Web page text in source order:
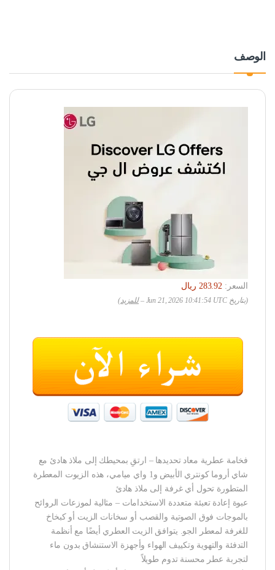
الوصف
السعر:
‏283.92 ريال
(بتاريخ Jun 21, 2026 10:41:54 UTC – للمزيد)
فخامة عطرية معاد تحديدها – ارتقِ بمحيطك إلى ملاذ هادئ مع
شاي أروما كونتري الأبيض و1 واي ميامي، هذه الزيوت المعطرة
المتطورة تحول أي غرفة إلى ملاذ هادئ
عبوة إعادة تعبئة متعددة الاستخدامات – مثالية لموزعات الروائح
بالموجات فوق الصوتية والقصب أو سخانات الزيت أو كبخاخ
للغرفة لمعطر الجو. يتوافق الزيت العطري أيضًا مع أنظمة
التدفئة والتهوية وتكييف الهواء وأجهزة الاستنشاق بدون ماء
لتجربة عطر محسنة تدوم طويلاً